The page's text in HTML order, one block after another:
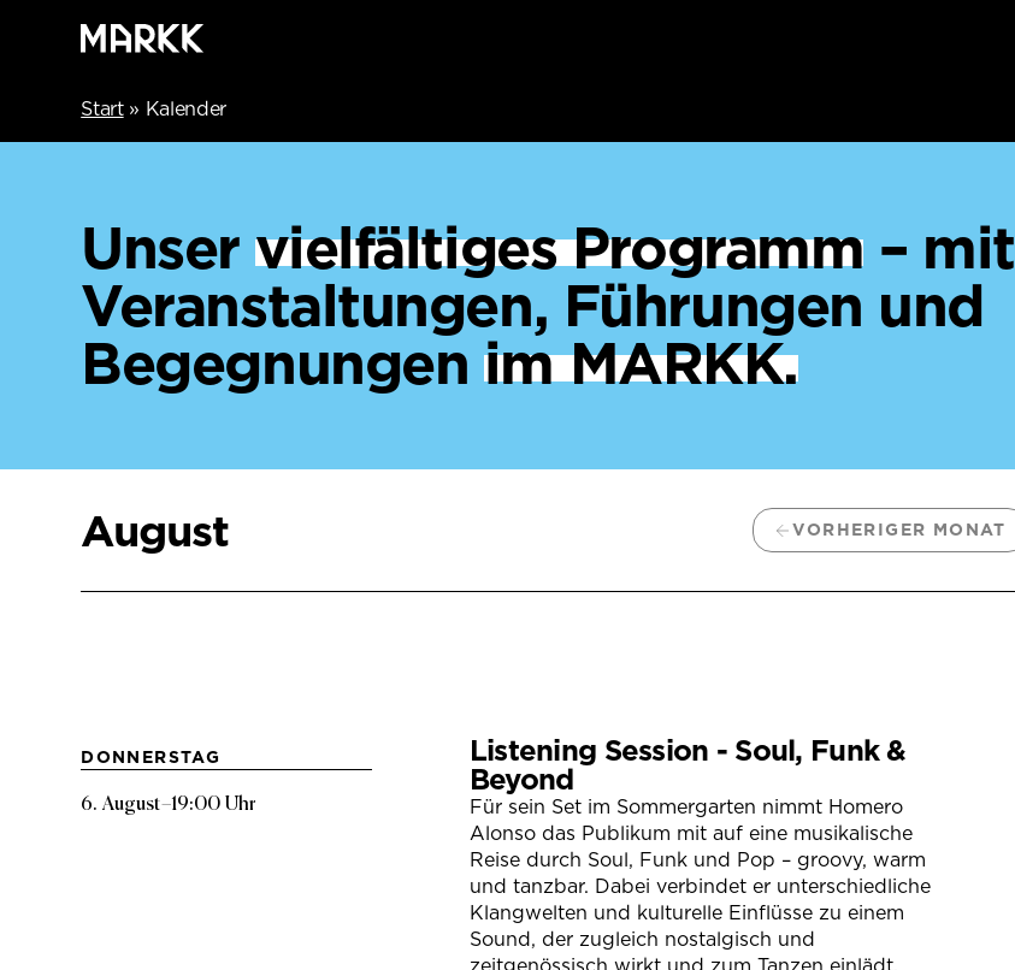
Start» Kalender
Unser vielfältiges Programm – mit
Veranstaltungen, Führungen und
Begegnungen im MARKK.
August VORHERIGER MONAT
DONNERSTAG
6. August–19:00 Uhr
Listening Session - Soul, Funk &
Beyond
Für sein Set im Sommergarten nimmt Homero
Alonso das Publikum mit auf eine musikalische
Reise durch Soul, Funk und Pop – groovy, warm
und tanzbar. Dabei verbindet er unterschiedliche
Klangwelten und kulturelle Einflüsse zu einem
Sound, der zugleich nostalgisch und